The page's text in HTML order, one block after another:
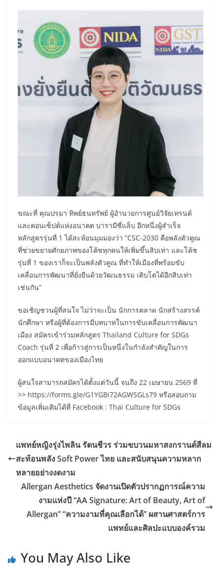
ขณะที่ คุณปรมา ทิพย์ธนทรัพย์ ผู้อำนวยการศูนย์วิจัยเทรนด์
และคอนเซ็ปต์แห่งอนาคต บารามีซี่แล็บ อีกหนึ่งผู้สำเร็จ
หลักสูตรรุ่นที่ 1 ได้สะท้อนมุมมองว่า “CSC-2030 คือพลังตัวคูณ
ที่ช่วยขยายศักยภาพของโค้ชทุกคนให้เพิ่มขึ้นสิบเท่า และโค้ช
รุ่นที่ 1 ของเราก็จะเป็นพลังตัวคูณ ที่ทำให้เมืองที่พร้อมขับ
เคลื่อนการพัฒนาที่ยั่งยืนด้วยวัฒนธรรม เติบโตได้อีกสิบเท่า
เช่นกัน”
ขอเชิญชวนผู้ที่สนใจ ไม่ว่าจะเป็น นักการตลาด นักสร้างสรรค์
นักศึกษา หรือผู้ที่ต้องการมีบทบาทในการขับเคลื่อนการพัฒนา
เมือง สมัครเข้าร่วมหลักสูตร Thailand Culture for SDGs
Coach รุ่นที่ 2 เพื่อก้าวสู่การเป็นหนึ่งในกำลังสำคัญในการ
ออกแบบอนาคตของเมืองไทย
ผู้สนใจสามารถสมัครได้ตั้งแต่วันนี้ จนถึง 22 เมษายน 2569 ที่
>> https://forms.gle/G1YGBi72AGWSGLs79 หรือสอบถาม
ข้อมูลเพิ่มเติมได้ที่ Facebook : Thai Culture for SDGs
แพทย์หญิงรุ่งไพลิน รัตนชีวร ร่วมขบวนมหาสงกรานต์สีลม
สะท้อนพลัง Soft Power ไทย และสนับสนุนความหลาก
หลายอย่างงดงาม
Allergan Aesthetics จัดงานเปิดตัวปรากฏการณ์ความ
งามแห่งปี “AA Signature: Art of Beauty, Art of
Allergan” “ความงามที่คุณเลือกได้” ผสานศาสตร์การ
แพทย์และศิลปะแบบองค์รวม
You May Also Like